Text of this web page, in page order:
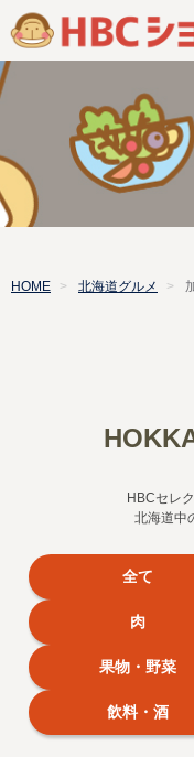
HOME 北海道グルメ
HBCセレ
北海道中
全て
肉
果物・野菜
飲料・酒